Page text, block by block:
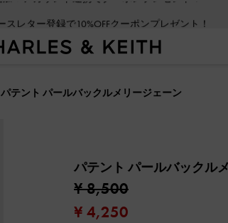
パテント パールバックルメリージェーン
パテント パールバックル
¥ 8,500
¥ 4,250